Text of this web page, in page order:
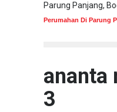
Parung Panjang,
Perumahan Di Parung
ananta
3